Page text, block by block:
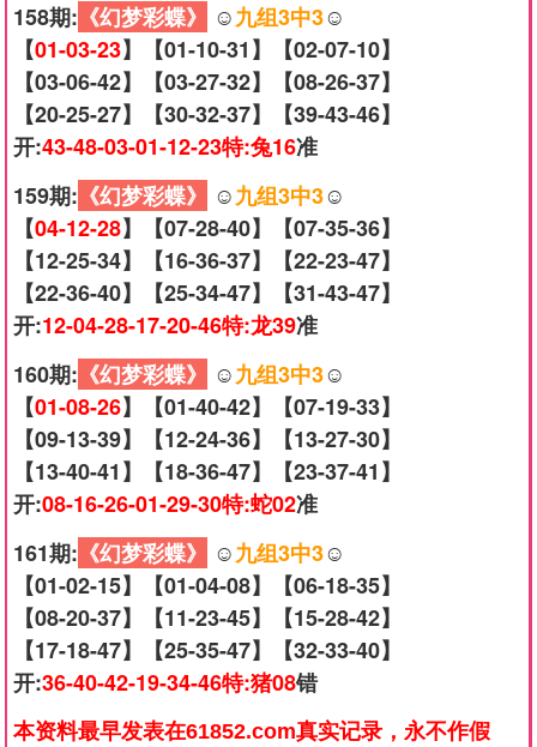
158期: 《幻梦彩蝶》 ☺️九组3中3☺️
【01-03-23】【01-10-31】【02-07-10】
【03-06-42】【03-27-32】【08-26-37】
【20-25-27】【30-32-37】【39-43-46】
开:43-48-03-01-12-23特:兔16准
159期: 《幻梦彩蝶》 ☺️九组3中3☺️
【04-12-28】【07-28-40】【07-35-36】
【12-25-34】【16-36-37】【22-23-47】
【22-36-40】【25-34-47】【31-43-47】
开:12-04-28-17-20-46特:龙39准
160期: 《幻梦彩蝶》 ☺️九组3中3☺️
【01-08-26】【01-40-42】【07-19-33】
【09-13-39】【12-24-36】【13-27-30】
【13-40-41】【18-36-47】【23-37-41】
开:08-16-26-01-29-30特:蛇02准
161期: 《幻梦彩蝶》 ☺️九组3中3☺️
【01-02-15】【01-04-08】【06-18-35】
【08-20-37】【11-23-45】【15-28-42】
【17-18-47】【25-35-47】【32-33-40】
开:36-40-42-19-34-46特:猪08错
本资料最早发表在61852.com真实记录，永不作假